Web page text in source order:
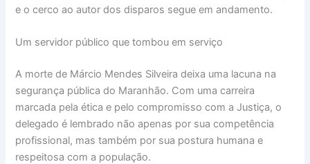
e o cerco ao autor dos disparos segue em andamento.
Um servidor público que tombou em serviço
A morte de Márcio Mendes Silveira deixa uma lacuna na
segurança pública do Maranhão. Com uma carreira
marcada pela ética e pelo compromisso com a Justiça, o
delegado é lembrado não apenas por sua competência
profissional, mas também por sua postura humana e
respeitosa com a população.